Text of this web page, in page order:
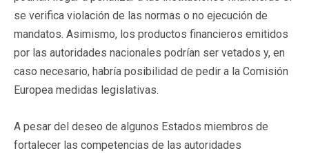
se verifica violación de las normas o no ejecución de
mandatos. Asimismo, los productos financieros emitidos
por las autoridades nacionales podrían ser vetados y, en
caso necesario, habría posibilidad de pedir a la Comisión
Europea medidas legislativas.
A pesar del deseo de algunos Estados miembros de
fortalecer las competencias de las autoridades